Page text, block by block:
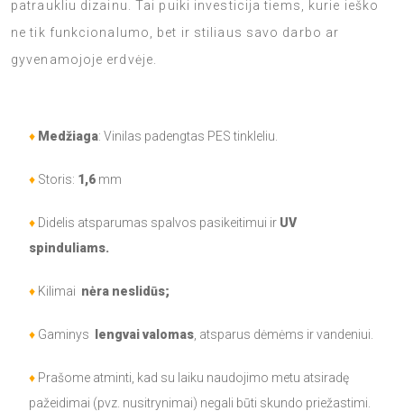
patraukliu dizainu. Tai puiki investicija tiems, kurie ieško
ne tik funkcionalumo, bet ir stiliaus savo darbo ar
gyvenamojoje erdvėje.
♦ Medžiaga: Vinilas padengtas PES tinkleliu.
♦ Storis: 1,6 mm
♦ Didelis atsparumas spalvos pasikeitimui ir UV
spinduliams.
♦ Kilimai nėra neslidūs;
♦ Gaminys lengvai valomas , atsparus dėmėms ir vandeniui.
♦ Prašome atminti, kad su laiku naudojimo metu atsiradę
pažeidimai (pvz. nusitrynimai) negali būti skundo priežastimi.